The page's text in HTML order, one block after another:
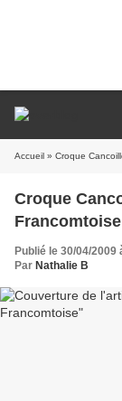
Accueil » Croque
Croque
Francomtoise
Publié le 30/04/2009
Par Nathalie B